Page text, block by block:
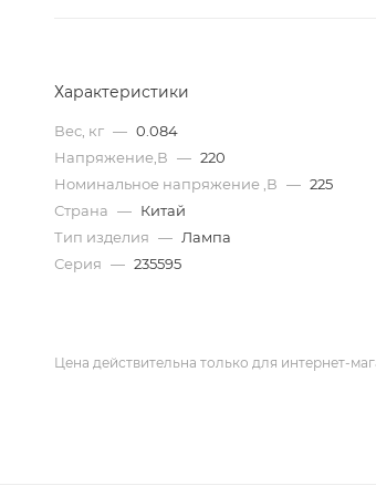
Характеристики
Вес, кг — 0.084
Напряжение,В — 220
Номинальное напряжение ,В — 225
Страна — Китай
Тип изделия — Лампа
Серия — 235595
Цена действительна только для интернет-